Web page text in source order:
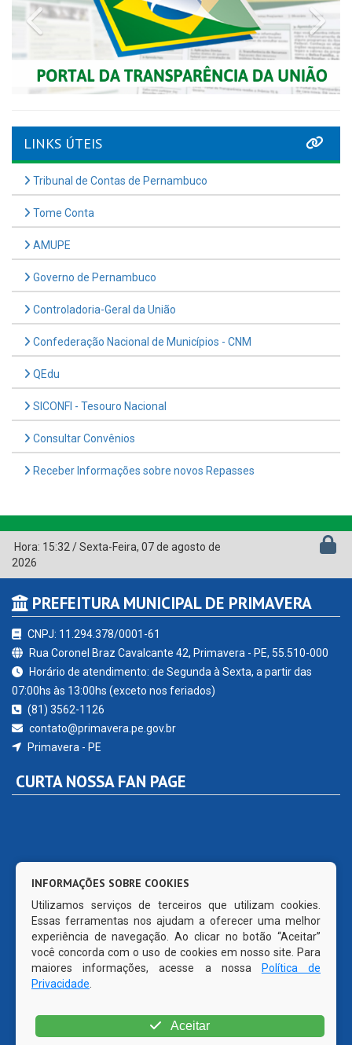
Previous
LINKS ÚTEIS
Tribunal de Contas de Pernambuco
Tome Conta
AMUPE
Governo de Pernambuco
Controladoria-Geral da União
Confederação Nacional de Municípios - CNM
QEdu
SICONFI - Tesouro Nacional
Consultar Convênios
Receber Informações sobre novos Repasses
Hora: 15:32 /Sexta-Feira, 07 de agosto de
2026
PREFEITURA MUNICIPAL DE PRIMAVERA
CNPJ: 11.294.378/0001-61
Rua Coronel Braz Cavalcante 42, Primavera - PE, 55.510-000
Horário de atendimento: de Segunda à Sexta, a partir das
07:00hs às 13:00hs (exceto nos feriados)
(81) 3562-1126
contato@primavera.pe.gov.br
Primavera - PE
CURTA NOSSA FAN PAGE
INFORMAÇÕES SOBRE COOKIES
Utilizamos serviços de terceiros que utilizam cookies.
Essas ferramentas nos ajudam a oferecer uma melhor
experiência de navegação. Ao clicar no botão “Aceitar”
você concorda com o uso de cookies em nosso site. Para
maiores informações, acesse a nossa
Política de
Privacidade
Aceitar